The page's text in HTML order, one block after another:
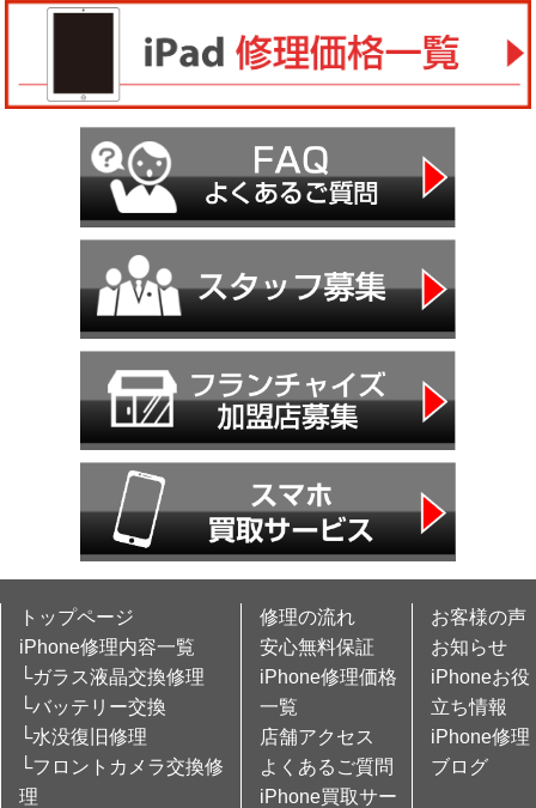
トップページ
iPhone修理内容一覧
└ガラス液晶交換修理
└バッテリー交換
└水没復旧修理
└フロントカメラ交換修
理
修理の流れ
安心無料保証
iPhone修理価格
一覧
店舗アクセス
よくあるご質問
iPhone買取サー
お客様の声
お知らせ
iPhoneお役
立ち情報
iPhone修理
ブログ